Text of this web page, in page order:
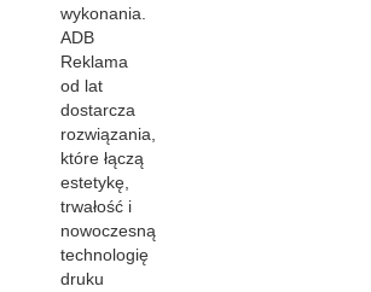
wykonania.
ADB
Reklama
od lat
dostarcza
rozwiązania,
które łączą
estetykę,
trwałość i
nowoczesną
technologię
druku